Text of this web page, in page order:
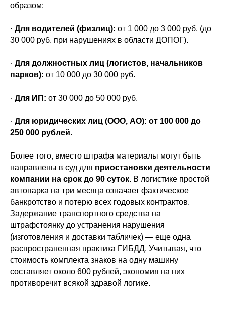
образом:
· Для водителей (физлиц): от 1 000 до 3 000 руб. (до
30 000 руб. при нарушениях в области ДОПОГ).
· Для должностных лиц (логистов, начальников
парков): от 10 000 до 30 000 руб.
· Для ИП: от 30 000 до 50 000 руб.
· Для юридических лиц (ООО, АО): от 100 000 до
250 000 рублей.
Более того, вместо штрафа материалы могут быть
направлены в суд для приостановки деятельности
компании на срок до 90 суток. В логистике простой
автопарка на три месяца означает фактическое
банкротство и потерю всех годовых контрактов.
Задержание транспортного средства на
штрафстоянку до устранения нарушения
(изготовления и доставки табличек) — еще одна
распространенная практика ГИБДД. Учитывая, что
стоимость комплекта знаков на одну машину
составляет около 600 рублей, экономия на них
противоречит всякой здравой логике.